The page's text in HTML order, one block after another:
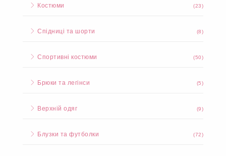
Костюми (23)
Спідниці та шорти (8)
Спортивні костюми (50)
Брюки та легінси (5)
Верхній одяг (9)
Блузки та футболки (72)